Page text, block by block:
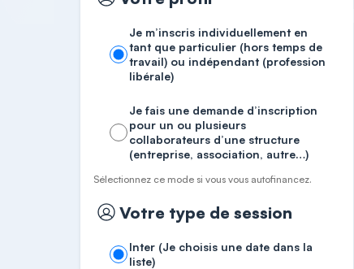
Je m’inscris individuellement en
tant que particulier (hors temps de
travail) ou indépendant (profession
libérale)
Je fais une demande d’inscription
pour un ou plusieurs
collaborateurs d’une structure
(entreprise, association, autre…)
Sélectionnez ce mode si vous vous autofinancez.
Votre type de session
Inter (Je choisis une date dans la
liste)